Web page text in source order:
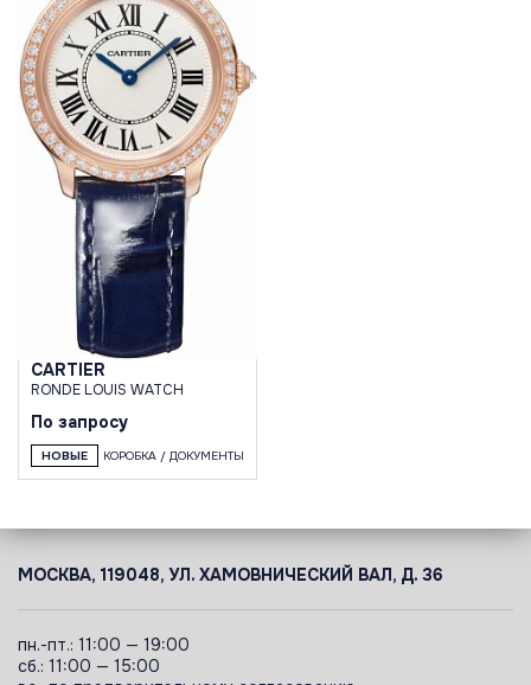
CARTIER
RONDE LOUIS WATCH
По запросу
НОВЫЕ КОРОБКА / ДОКУМЕНТЫ
МОСКВА, 119048, УЛ. ХАМОВНИЧЕСКИЙ ВАЛ, Д. 36
пн.-пт.: 11:00 — 19:00
сб.: 11:00 — 15:00